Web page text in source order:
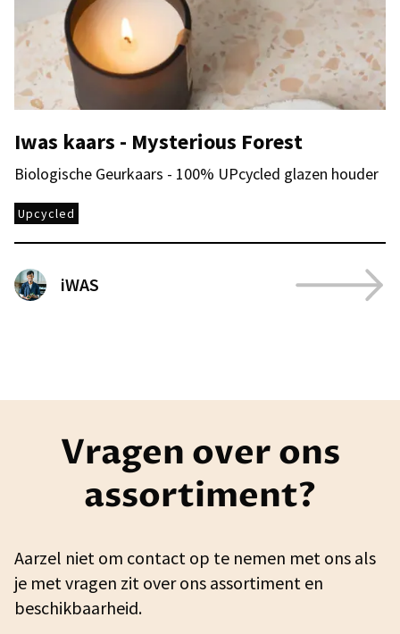
Iwas kaars - Mysterious Forest
Biologische Geurkaars - 100% UPcycled glazen houder
Upcycled
iWAS
Vragen over ons
assortiment?
Aarzel niet om contact op te nemen met ons als
je met vragen zit over ons assortiment en
beschikbaarheid.